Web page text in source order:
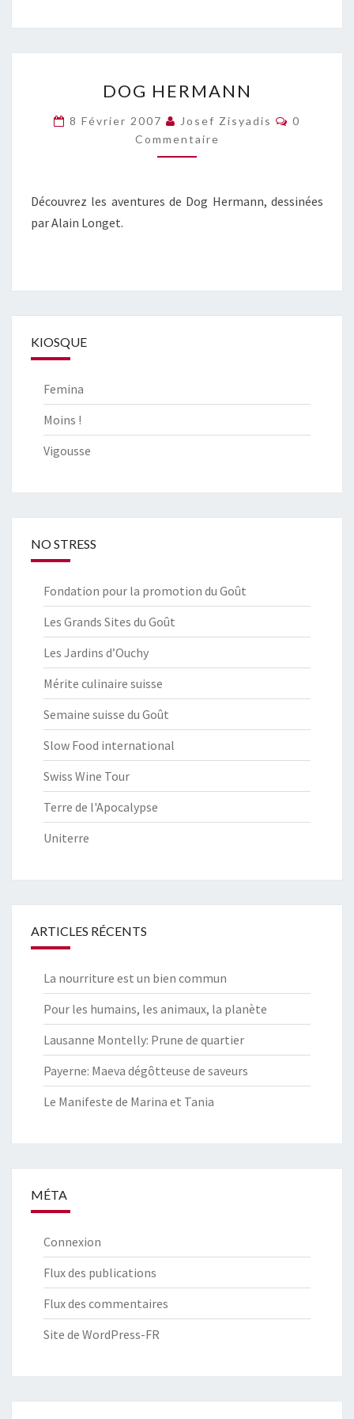
HERMANN
DOG HERMANN
8 Février 2007 Josef Zisyadis
0
Commentaire
Découvrez les aventures de Dog Hermann, dessinées
par Alain Longet.
KIOSQUE
Femina
Moins !
Vigousse
NO STRESS
Fondation pour la promotion du Goût
Les Grands Sites du Goût
Les Jardins d’Ouchy
Mérite culinaire suisse
Semaine suisse du Goût
Slow Food international
Swiss Wine Tour
Terre de l'Apocalypse
Uniterre
ARTICLES RÉCENTS
La nourriture est un bien commun
Pour les humains, les animaux, la planète
Lausanne Montelly: Prune de quartier
Payerne: Maeva dégôtteuse de saveurs
Le Manifeste de Marina et Tania
MÉTA
Connexion
Flux des publications
Flux des commentaires
Site de WordPress-FR